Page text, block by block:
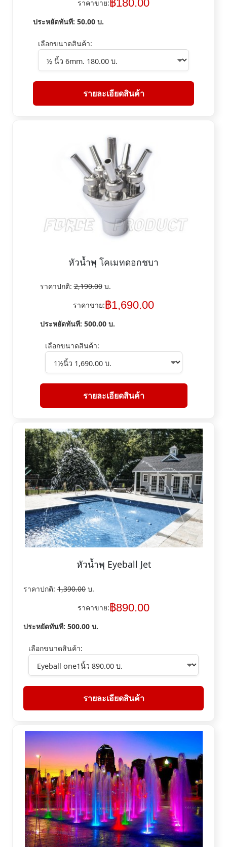
ราคาขาย:฿180.00
ประหยัดทันที: 50.00 บ.
เลือกขนาดสินค้า:
รายละเอียดสินค้า
หัวน้ำพุ โคเมทดอกชบา
ราคาปกติ:2,190.00บ.
ราคาขาย: ฿1,690.00
ประหยัดทันที: 500.00บ.
เลือกขนาดสินค้า:
รายละเอียดสินค้า
หัวน้ำพุ Eyeball Jet
ราคาปกติ: 1,390.00 บ.
ราคาขาย:฿890.00
ประหยัดทันที: 500.00 บ.
เลือกขนาดสินค้า:
รายละเอียดสินค้า